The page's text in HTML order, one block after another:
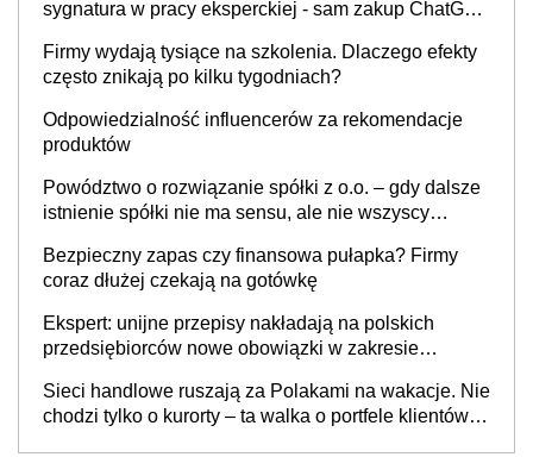
sygnatura w pracy eksperckiej - sam zakup ChatGPT
Firmy wydają tysiące na szkolenia. Dlaczego efekty
często znikają po kilku tygodniach?
Odpowiedzialność influencerów za rekomendacje
produktów
Powództwo o rozwiązanie spółki z o.o. – gdy dalsze
istnienie spółki nie ma sensu, ale nie wszyscy
Bezpieczny zapas czy finansowa pułapka? Firmy
coraz dłużej czekają na gotówkę
Ekspert: unijne przepisy nakładają na polskich
przedsiębiorców nowe obowiązki w zakresie
Sieci handlowe ruszają za Polakami na wakacje. Nie
chodzi tylko o kurorty – ta walka o portfele klientów